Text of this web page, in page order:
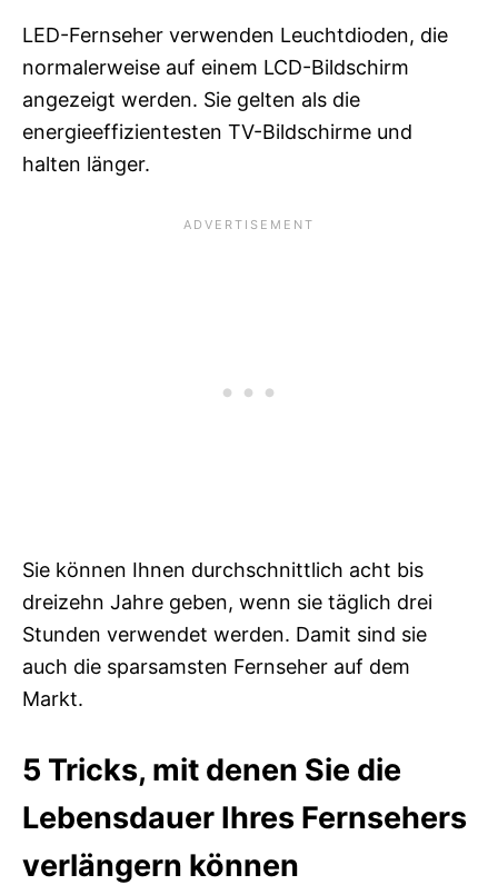
LED-Fernseher verwenden Leuchtdioden, die
normalerweise auf einem LCD-Bildschirm
angezeigt werden. Sie gelten als die
energieeffizientesten TV-Bildschirme und
halten länger.
Sie können Ihnen durchschnittlich acht bis
dreizehn Jahre geben, wenn sie täglich drei
Stunden verwendet werden. Damit sind sie
auch die sparsamsten Fernseher auf dem
Markt.
5 Tricks, mit denen Sie die
Lebensdauer Ihres Fernsehers
verlängern können